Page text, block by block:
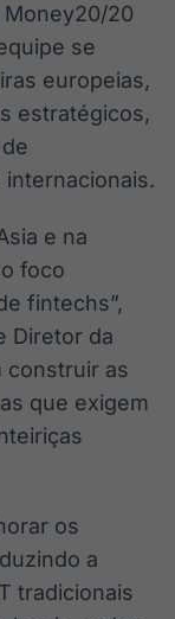
20
se
europeias,
estratégicos,
e na
foco
fintechs”,
Diretor da
construir as
que exigem
os
a
tradicionais